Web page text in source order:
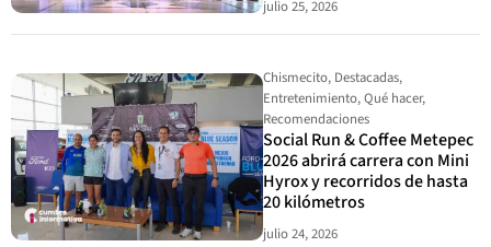
julio 25, 2026
Chismecito, Destacadas,
Entretenimiento,Qué hacer,
Recomendaciones
Social Run & Coffee Metepec
2026 abrirá carrera con Mini
Hyrox y recorridos de hasta
20 kilómetros
julio 24, 2026